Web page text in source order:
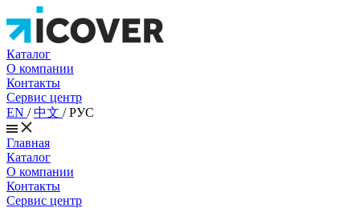
Каталог
О компании
Контакты
Сервис центр
EN /中文 /РУС
Главная
Каталог
О компании
Контакты
Сервис центр